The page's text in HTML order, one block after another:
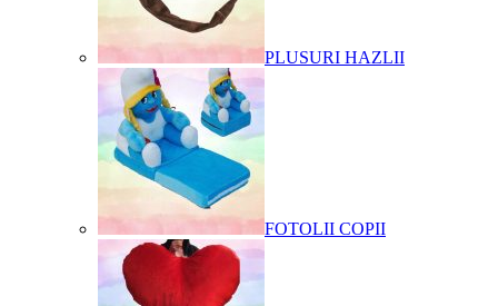
PLUSURI HAZLII
FOTOLII COPII